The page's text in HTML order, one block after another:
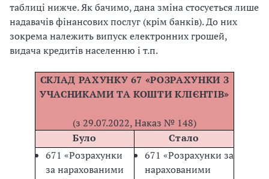
таблиці нижче. Як бачимо, дана зміна стосується лише
надавачів фінансових послуг (крім банків). До них
зокрема належить випуск електронних грошей,
видача кредитів населенню і т.п.
СКЛАД РАХУНКУ 67 «РОЗРАХУНКИ З
УЧАСНИКАМИ ТА КОШТИ КЛІЄНТІВ»
(з 29.07.2022, Наказ № 148)
Було
Стало
671 «Розрахунки
за нарахованими
671 «Розрахунки за
нарахованими